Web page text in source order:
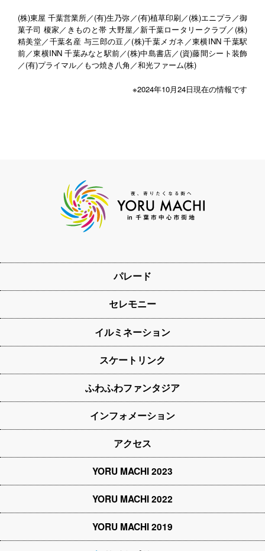
(株)東屋 千葉営業所／(有)生乃弥／(有)植草印刷／(株)エニプラ／御
菓子司 榎家／きものと帯 大野屋／新千葉ロータリークラブ／(株)
精美堂／千葉名産 与三郎の豆／(株)千葉メガネ／東横INN 千葉駅
前／東横INN 千葉みなと駅前／(株)中島書店／(資)藤間シート装飾
／(有)プライマル／もつ焼き八角／和光ファーム(株)
※2024年10月24日現在の情報です
パレード
セレモニー
イルミネーション
スケートリンク
ふわふわファンタジア
インフォメーション
アクセス
YORU MACHI 2023
YORU MACHI 2022
YORU MACHI 2019